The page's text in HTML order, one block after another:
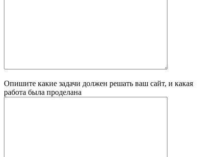
Опишите какие задачи должен решать ваш сайт, и какая
работа была проделана